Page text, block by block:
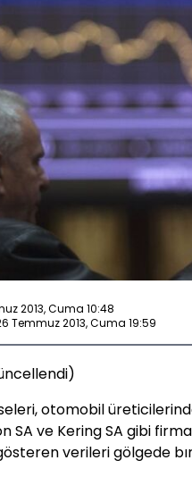
2013, Cuma 10:48
Temmuz 2013, Cuma 19:59
otomobil
SA ve Kering SA gibi
verileri gölgede